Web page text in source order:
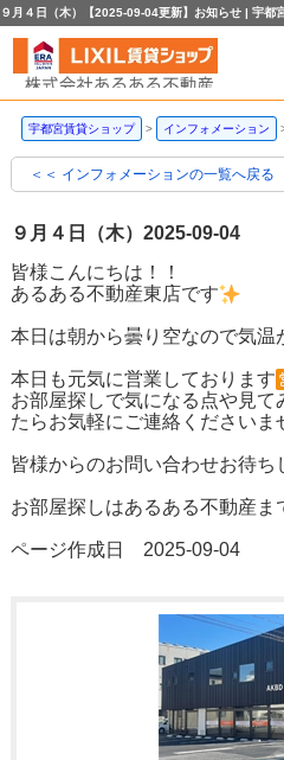
９月４日（木）【2025-09-04更新】お知らせ | 宇都
宇都宮賃貸ショップ インフォメーション
＜＜ インフォメーションの一覧へ戻る
９月４日（木） 2025-09-04
皆様こんにちは！！
あるある不動産東店です
本日は朝から曇り空なので気温
本日も元気に営業しております
お部屋探しで気になる点や見て
たらお気軽にご連絡くださいま
皆様からのお問い合わせお待ち
お部屋探しはあるある不動産ま
ページ作成日 2025-09-04